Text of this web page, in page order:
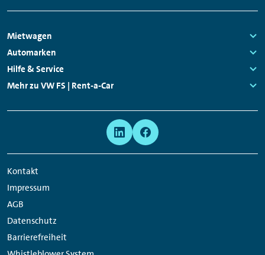
Footer
Navigation
Mietwagen
Links:
Automarken
Links:
Hilfe & Service
Links:
Mehr zu VW FS | Rent-a-Car
Kontakt
Impressum
AGB
Datenschutz
Barrierefreiheit
Network
Links